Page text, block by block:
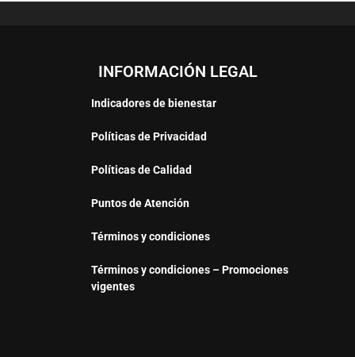
INFORMACIÓN LEGAL
Indicadores de bienestar
Políticas de Privacidad
Políticas de Calidad
Puntos de Atención
Términos y condiciones
Términos y condiciones – Promociones
vigentes